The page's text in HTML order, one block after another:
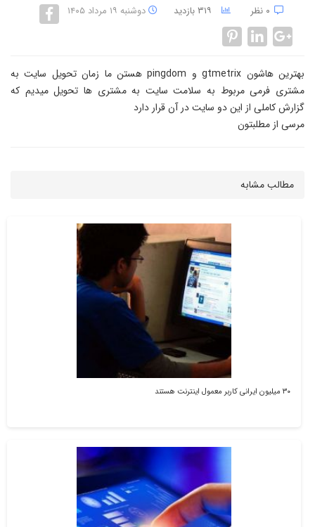
دوشنبه ۱۹ مرداد ۱۴۰۵
بهترین هاشون gtmetrix و pingdom هستن ما زمان تحویل سایت به
مشتری فرمی مربوط به سلامت سایت به مشتری ها تحویل میدیم که
گزارش کاملی از این دو سایت در آن قرار دارد
مرسی از مطلبتون
مطالب مشابه
۳۰ میلیون ایرانی کاربر معمول اینترنت هستند